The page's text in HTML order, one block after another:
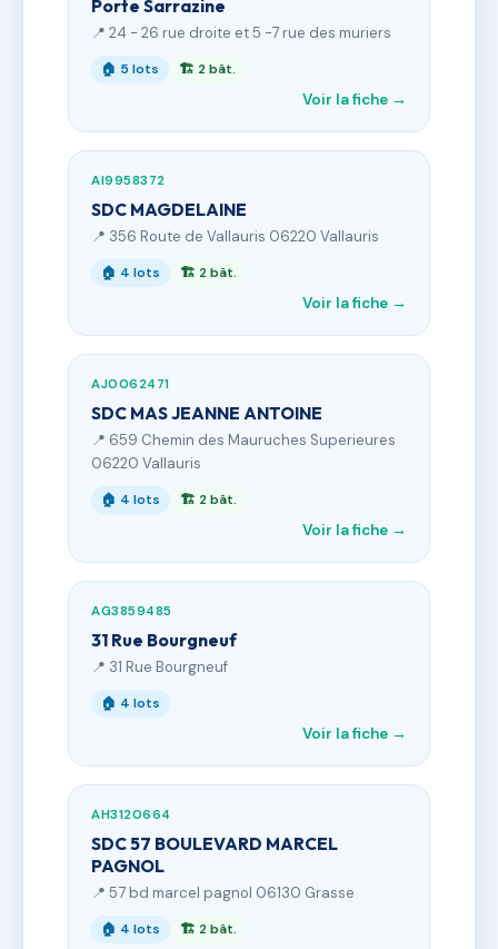
Porte Sarrazine
📍 24 - 26 rue droite et 5 -7 rue des muriers
🏠 5 lots 🏗 2 bât.
Voir la fiche →
AI9958372
SDC MAGDELAINE
📍 356 Route de Vallauris 06220 Vallauris
🏠 4 lots 🏗 2 bât.
Voir la fiche →
AJ0062471
SDC MAS JEANNE ANTOINE
📍 659 Chemin des Mauruches Superieures
06220 Vallauris
🏠 4 lots 🏗 2 bât.
Voir la fiche →
AG3859485
31 Rue Bourgneuf
📍 31 Rue Bourgneuf
🏠 4 lots
Voir la fiche →
AH3120664
SDC 57 BOULEVARD MARCEL
PAGNOL
📍 57 bd marcel pagnol 06130 Grasse
🏠 4 lots 🏗 2 bât.